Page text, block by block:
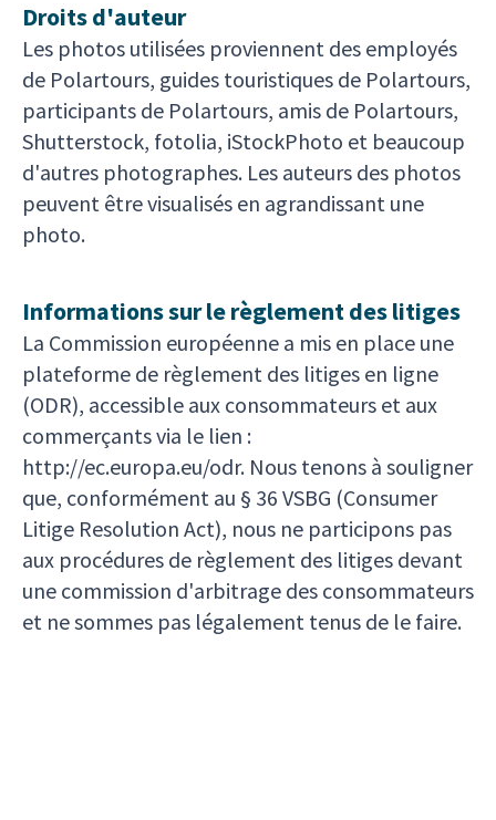
Droits d'auteur
Les photos utilisées proviennent des employés
de Polartours, guides touristiques de Polartours,
participants de Polartours, amis de Polartours,
Shutterstock, fotolia, iStockPhoto et beaucoup
d'autres photographes. Les auteurs des photos
peuvent être visualisés en agrandissant une
photo.
Informations sur le règlement des litiges
La Commission européenne a mis en place une
plateforme de règlement des litiges en ligne
(ODR), accessible aux consommateurs et aux
commerçants via le lien :
http://ec.europa.eu/odr. Nous tenons à souligner
que, conformément au § 36 VSBG (Consumer
Litige Resolution Act), nous ne participons pas
aux procédures de règlement des litiges devant
une commission d'arbitrage des consommateurs
et ne sommes pas légalement tenus de le faire.